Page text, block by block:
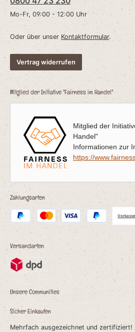
Mo-Fr, 09:00 - 12:00 Uhr
Oder über unser Kontaktformular.
Vertrag widerrufen
Mitglied der Initiative "Fairness im Handel"
Mitglied der
Handel"
Informationen zur
https://
Zahlungsarten
Vorkasse
Versandarten
Unsere Communities
Sicher Einkaufen
Mehrfach ausgezeichnet und zertifiziert!